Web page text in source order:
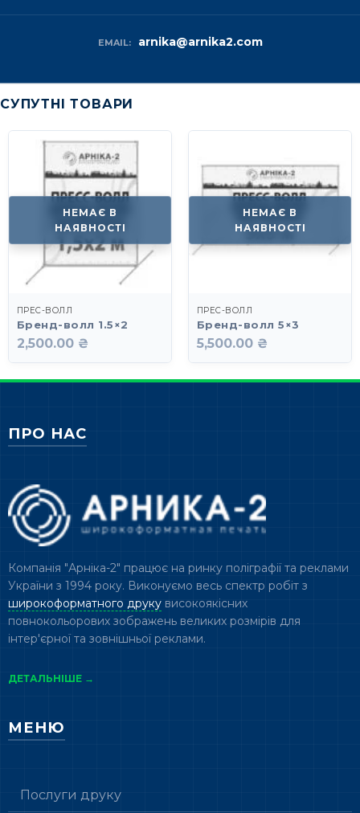
EMAIL: arnika@arnika2.com
СУПУТНІ ТОВАРИ
НЕМАЄ В
НАЯВНОСТІ
ПРЕС-ВОЛЛ
Бренд-волл 1.5×2
2,500.00 ₴
НЕМАЄ В
НАЯВНОСТІ
ПРЕС-ВОЛЛ
Бренд-волл 5×3
5,500.00 ₴
ПРО НАС
Компанія "Арніка-2" працює на ринку поліграфії та реклами
України з 1994 року. Виконуємо весь спектр робіт з
широкоформатного друкувисокоякісних
повнокольорових зображень великих розмірів для
інтер'єрної та зовнішньої реклами.
ДЕТАЛЬНІШЕ →
МЕНЮ
Послуги друку